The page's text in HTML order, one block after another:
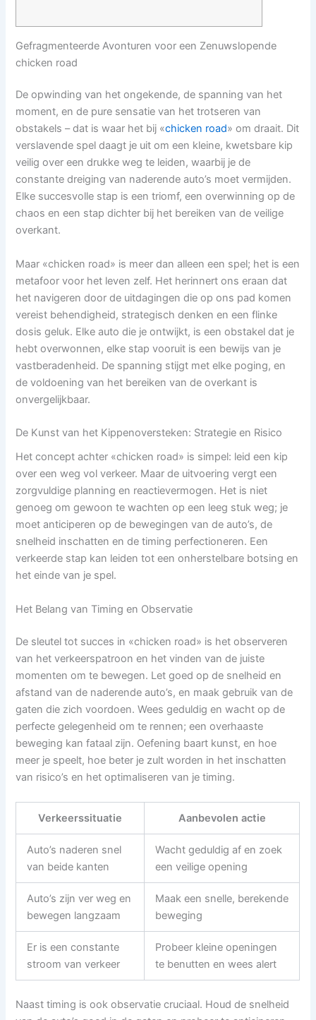
Gefragmenteerde Avonturen voor een Zenuwslopende
chicken road
De opwinding van het ongekende, de spanning van het
moment, en de pure sensatie van het trotseren van
obstakels – dat is waar het bij «chicken road» om draait. Dit
verslavende spel daagt je uit om een kleine, kwetsbare kip
veilig over een drukke weg te leiden, waarbij je de
constante dreiging van naderende auto’s moet vermijden.
Elke succesvolle stap is een triomf, een overwinning op de
chaos en een stap dichter bij het bereiken van de veilige
overkant.
Maar «chicken road» is meer dan alleen een spel; het is een
metafoor voor het leven zelf. Het herinnert ons eraan dat
het navigeren door de uitdagingen die op ons pad komen
vereist behendigheid, strategisch denken en een flinke
dosis geluk. Elke auto die je ontwijkt, is een obstakel dat je
hebt overwonnen, elke stap vooruit is een bewijs van je
vastberadenheid. De spanning stijgt met elke poging, en
de voldoening van het bereiken van de overkant is
onvergelijkbaar.
De Kunst van het Kippenoversteken: Strategie en Risico
Het concept achter «chicken road» is simpel: leid een kip
over een weg vol verkeer. Maar de uitvoering vergt een
zorgvuldige planning en reactievermogen. Het is niet
genoeg om gewoon te wachten op een leeg stuk weg; je
moet anticiperen op de bewegingen van de auto’s, de
snelheid inschatten en de timing perfectioneren. Een
verkeerde stap kan leiden tot een onherstelbare botsing en
het einde van je spel.
Het Belang van Timing en Observatie
De sleutel tot succes in «chicken road» is het observeren
van het verkeerspatroon en het vinden van de juiste
momenten om te bewegen. Let goed op de snelheid en
afstand van de naderende auto’s, en maak gebruik van de
gaten die zich voordoen. Wees geduldig en wacht op de
perfecte gelegenheid om te rennen; een overhaaste
beweging kan fataal zijn. Oefening baart kunst, en hoe
meer je speelt, hoe beter je zult worden in het inschatten
van risico’s en het optimaliseren van je timing.
Verkeerssituatie Aanbevolen actie
Auto’s naderen snel
van beide kanten
Wacht geduldig af en zoek
een veilige opening
Auto’s zijn ver weg en
bewegen langzaam
Maak een snelle, berekende
beweging
Er is een constante
stroom van verkeer
Probeer kleine openingen
te benutten en wees alert
Naast timing is ook observatie cruciaal. Houd de snelheid